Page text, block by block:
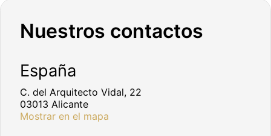
Nuestros contactos
España
C. del Arquitecto Vidal, 22
03013 Alicante
Mostrar en el mapa